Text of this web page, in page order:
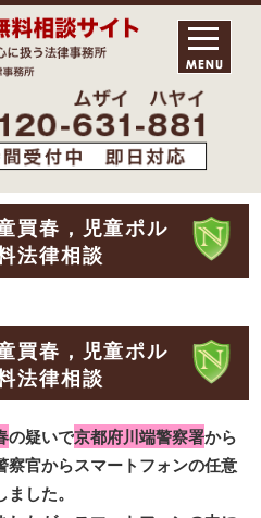
買春，児童ポル
法律相談
買春，児童ポル
法律相談
の疑いで京都府川端警察署から
官からスマートフォンの任意
した。